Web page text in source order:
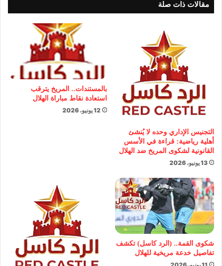
مقالات ذات صلة
التجنيس الإداري وحده لا يُنشئ
أهلية رياضية: قراءة في الأسس
القانونية لشكوى المريخ ضد الهلال
13 يونيو، 2026
بالمستندات.. المريخ يترقب
استعادة نقاط مباراة الهلال
12 يونيو، 2026
شكوى القمة.. (الرد كاسل) تكشف
تفاصيل خدعة مريخية للهلال